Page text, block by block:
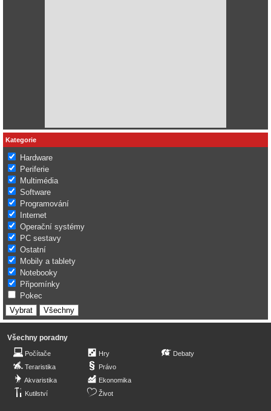
Kategorie
Hardware
Periferie
Multimédia
Software
Programování
Internet
Operační systémy
PC sestavy
Ostatní
Mobily a tablety
Notebooky
Připomínky
Pokec
Všechny poradny
Počítače
Teraristika
Akvaristika
Kutilství
Hry
Právo
Ekonomika
Život
Debaty